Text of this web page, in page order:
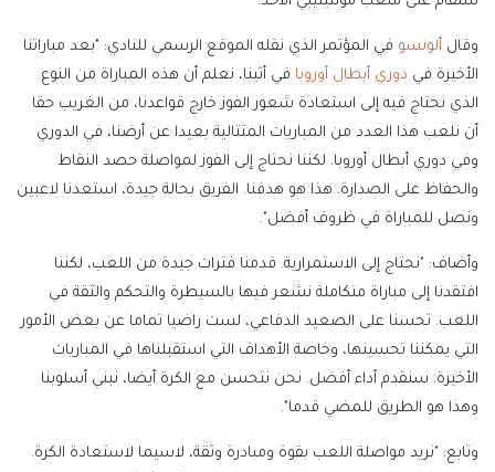
وقال ألونسو في المؤتمر الذي نقله الموقع الرسمي للنادي: "بعد مباراتنا
الأخيرة في دوري أبطال أوروبا في أثينا، نعلم أن هذه المباراة من النوع
الذي نحتاج فيه إلى استعادة شعور الفوز خارج قواعدنا، من الغريب حقا
أن نلعب هذا العدد من المباريات المتتالية بعيدا عن أرضنا، في الدوري
وفي دوري أبطال أوروبا. لكننا نحتاج إلى الفوز لمواصلة حصد النقاط
والحفاظ على الصدارة. هذا هو هدفنا. الفريق بحالة جيدة، استعدنا لاعبين
ونصل للمباراة في ظروف أفضل".
وأضاف: "نحتاج إلى الاستمرارية. قدمنا فترات جيدة من اللعب، لكننا
افتقدنا إلى مباراة متكاملة نشعر فيها بالسيطرة والتحكم والثقة في
اللعب. تحسنا على الصعيد الدفاعي، لست راضيا تماما عن بعض الأمور
التي يمكننا تحسينها، وخاصة الأهداف التي استقبلناها في المباريات
الأخيرة. سنقدم أداء أفضل. نحن نتحسن مع الكرة أيضا، نبني أسلوبنا
وهذا هو الطريق للمضي قدما".
وتابع: "نريد مواصلة اللعب بقوة ومبادرة وثقة، لاسيما لاستعادة الكرة.